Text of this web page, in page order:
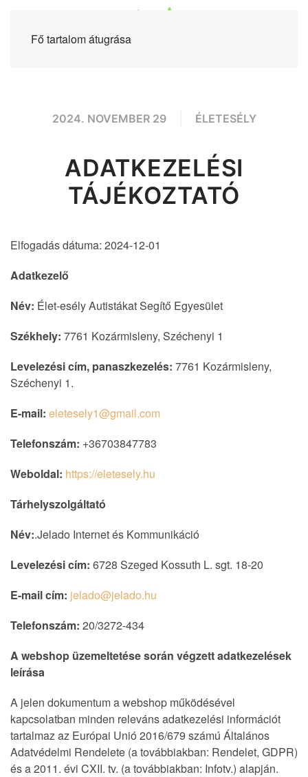
Fő tartalom átugrása
2024. NOVEMBER 29 ÉLETESÉLY
ADATKEZELÉSI
TÁJÉKOZTATÓ
Elfogadás dátuma: 2024-12-01
Adatkezelő
Név: Élet-esély Autistákat Segítő Egyesület
Székhely: 7761 Kozármisleny, Széchenyi 1
Levelezési cím, panaszkezelés: 7761 Kozármisleny,
Széchenyi 1.
E-mail: eletesely1@gmail.com
Telefonszám: +36703847783
Weboldal: https://eletesely.hu
Tárhelyszolgáltató
Név:.Jelado Internet és Kommunikáció
Levelezési cím: 6728 Szeged Kossuth L. sgt. 18-20
E-mail cím: jelado@jelado.hu
Telefonszám: 20/3272-434
A webshop üzemeltetése során végzett adatkezelések
leírása
A jelen dokumentum a webshop működésével
kapcsolatban minden releváns adatkezelési információt
tartalmaz az Európai Unió 2016/679 számú Általános
Adatvédelmi Rendelete (a továbbiakban: Rendelet, GDPR)
és a 2011. évi CXII. tv. (a továbbiakban: Infotv.) alapján.